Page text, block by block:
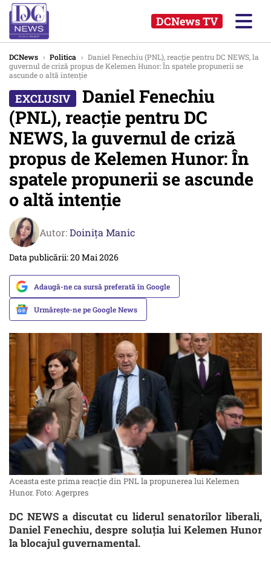
DCNews TV
DCNews › Politica › Daniel Fenechiu (PNL), reacție pentru DC NEWS, la
guvernul de criză propus de Kelemen Hunor: În spatele propunerii se
ascunde o altă intenție
Daniel Fenechiu
(PNL), reacție pentru DC
NEWS, la guvernul de criză
propus de Kelemen Hunor: În
spatele propunerii se ascunde
o altă intenție
Autor:Doinița Manic
Data publicării: 20 Mai 2026
Adaugă-ne ca sursă preferată în Google
Urmărește-ne pe Google News
Aceasta este prima reacție din PNL la propunerea lui Kelemen
Hunor. Foto: Agerpres
DC NEWS a discutat cu liderul senatorilor liberali,
Daniel Fenechiu, despre soluția lui Kelemen Hunor
la blocajul guvernamental.